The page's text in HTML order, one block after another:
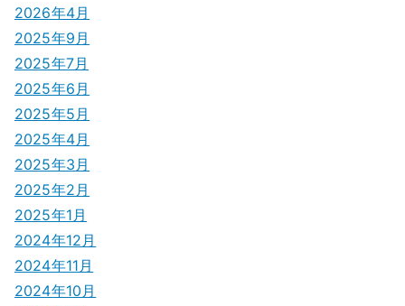
2026年4月
2025年9月
2025年7月
2025年6月
2025年5月
2025年4月
2025年3月
2025年2月
2025年1月
2024年12月
2024年11月
2024年10月